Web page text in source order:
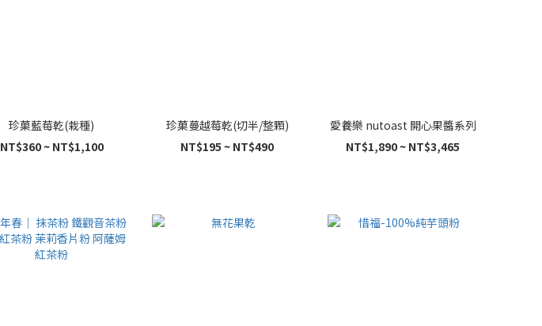
珍菓藍莓乾(栽種)
NT$360 ~ NT$1,100
珍菓蔓越莓乾(切半/整顆)
NT$195 ~ NT$490
愛養樂 nutoast 開心果醬系列
NT$1,890 ~ NT$3,465